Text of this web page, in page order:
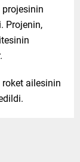
projesinin
Projenin,
roket ailesinin